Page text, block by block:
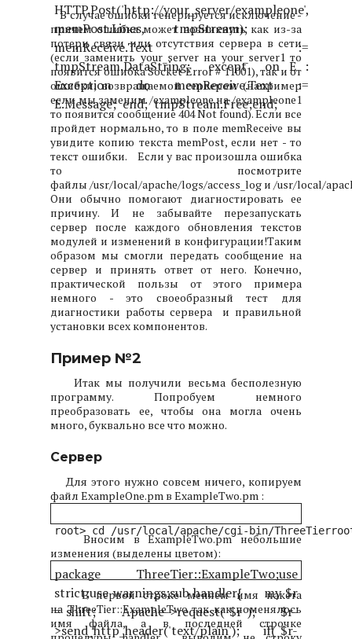
HTTP.Post('http://your_server/exampleone',
memPost.Lines, tmpStream);
memReceive.Text :=
tmpStream.DataString;excepton E :
Exception do memReceive.Text :=
E.Message;end;tmpStream.Free;end;
В случае ошибки генерируется исключение -
причем ошибка может возникнуть как из-за
потери связи или отсутствия сервера в сети
(если заменить your_server на your_server1 то
появится ошибка Socket Error # 11001), так и от
ошибки, возвращаемой сервером (например
если мы заменим /exampleone на /exampleone1
то появится сообщение 404 Not found). Если все
пройдет нормально, то в поле memReceive вы
увидите копию текста memPost, если нет - то
текст ошибки.Если у вас произошла ошибка
то посмотрите
файлы /usr/local/apache/logs/access_log и /usr/local/
Они обычно помогают диагностировать ее
причину. И не забывайте перезапускать
сервер после каждого обновления текстов
модулей и изменений в конфигурации!Таким
образом мы смогли передать сообщение на
сервер и принять ответ от него. Конечно,
практической пользы от этого примера
немного - это своеобразный тест для
диагностики работы сервера и правильной
установки всех компонентов.
Пример №2
Итак мы получили весьма бесполезную
программу. Попробуем немного
преобразовать ее, чтобы она могла очень
много, буквально все что можно.
Сервер
Для этого нужно совсем ничего, копируем
файл ExampleOne.pm в ExampleTwo.pm :
root> cd /usr/local/apache/cgi-bin/ThreeTier
Вносим в ExampleTwo.pm небольшие
изменения (выделены цветом):
package ThreeTier::ExampleTwo;use
strict;use warnings;sub handler{my $r
= shift;Apache->request( $r );$r-
>send_http_header('text/plain');if( $r-
В первой строке меняем имя пакета
на ThreeTier::ExampleTwo так как поменялось
имя файла, а в последней строчке